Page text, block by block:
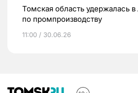
Томская область удержалась
по промпроизводству
11:00 / 30.06.26